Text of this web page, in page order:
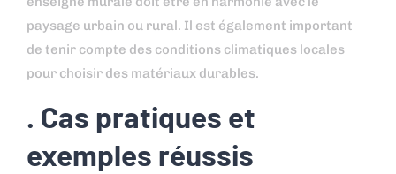
paysage urbain ou rural. Il est également important
de tenir compte des conditions climatiques locales
pour choisir des matériaux durables.
. Cas pratiques et
exemples réussis